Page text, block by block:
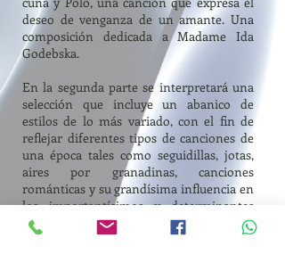
deseo de venganza de un amante. Una
composición dedicada a Madame Ida
Godebska.
En la segunda parte se interpretará una
selección que incluye un abanico de
estilos de lo más variado, con el fin de
reflejar diferentes tipos de canciones de
una época tales como seguidillas, jotas,
aires por granadinas, canciones
románticas y su grandísima influencia en
los importantísimos y determinantes
compositores de la segunda mitad del
siglo XIX y principios del XX como